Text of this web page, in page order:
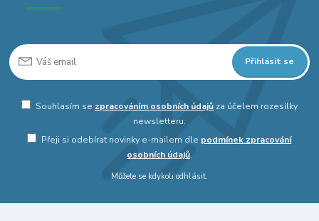
Přihlásit se
Souhlasím se zpracováním osobních údajůza účelem rozesílky
newsletteru.
Přeji si odebírat novinky e-mailem dle podmínek zpracování
osobních údajů.
Můžete se kdykoli odhlásit.